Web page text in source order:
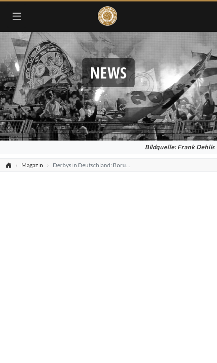
NEWS
Bildquelle: Frank Dehlis
Magazin Derbys in Deutschland: Borussia Dortmund - Schalke 04